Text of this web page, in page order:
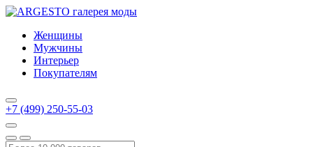
Женщины
Мужчины
Интерьер
Покупателям
+7 (499) 250-55-03